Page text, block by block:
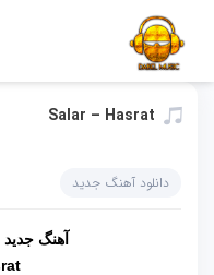
Salar – Hasrat
دانلود آهنگ جدید
آهنگ جدید